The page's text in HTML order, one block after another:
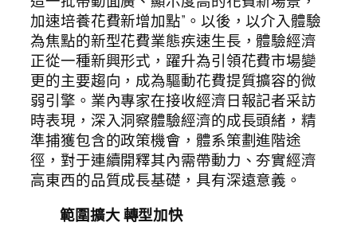
加速培養花費新增加點”。以後，以介入體驗
為焦點的新型花費業態疾速生長，體驗經濟
正從一種新興形式，躍升為引領花費市場變
更的主要趨向，成為驅動花費提質擴容的微
弱引擎。業內專家在接收經濟日報記者采訪
時表現，深入洞察體驗經濟的成長頭緒，精
準捕獲包含的政策機會，體系策劃進階途
徑，對于連續開釋其內需帶動力、夯實經濟
高東西的品質成長基礎，具有深遠意義。
範圍擴大 轉型加快